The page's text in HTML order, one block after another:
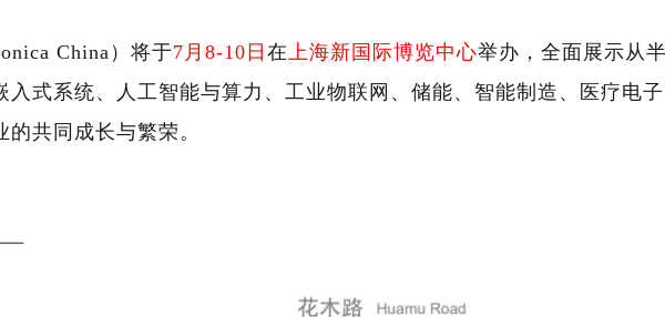
China）将于7月8-10日在上海新国际博览中心举办，全面展示从
入式系统、人工智能与算力、工业物联网、储能、智能制造、医疗电
共同成长与繁荣。